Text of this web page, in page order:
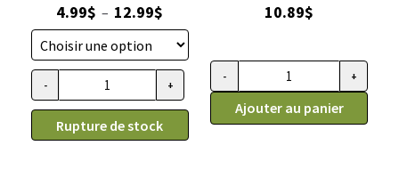
4.99$ – 12.99$
de
prix :
4.99$
à
12.99$
quantité
de
Bol
- +
Rupture de stock
10.89$
quantité
Filtres
- +
Ajouter au panier